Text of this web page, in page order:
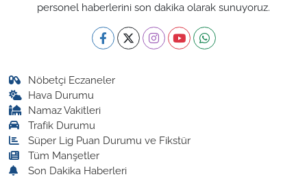
personel haberlerini son dakika olarak sunuyoruz.
Nöbetçi Eczaneler
Hava Durumu
Namaz Vakitleri
Trafik Durumu
Süper Lig Puan Durumu ve Fikstür
Tüm Manşetler
Son Dakika Haberleri